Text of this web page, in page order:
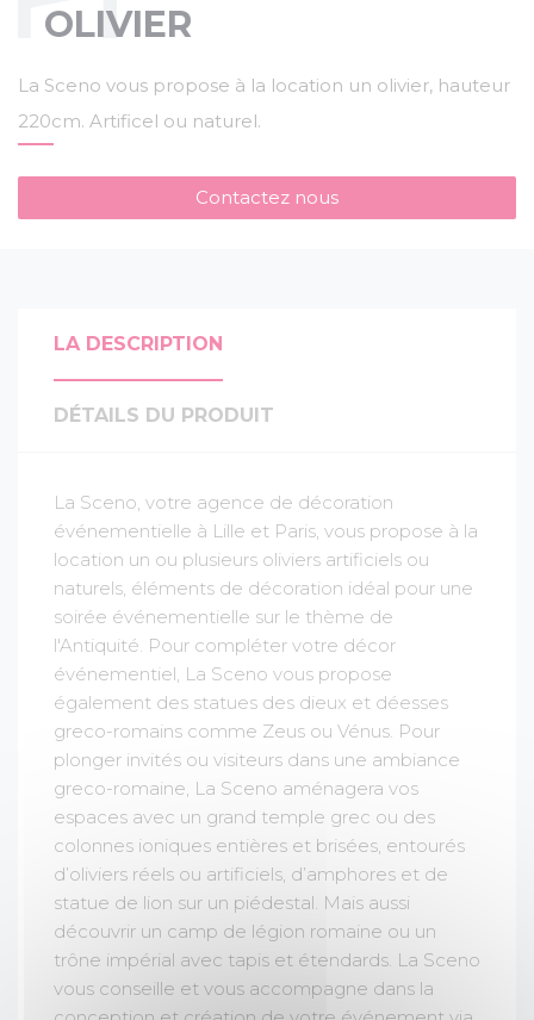
OLIVIER
La Sceno vous propose à la location un olivier, hauteur
220cm. Artificel ou naturel.
Contactez nous
LA DESCRIPTION
DÉTAILS DU PRODUIT
La Sceno, votre agence de décoration
événementielle à Lille et Paris, vous propose à la
location un ou plusieurs oliviers artificiels ou
naturels, éléments de décoration idéal pour une
soirée événementielle sur le thème de
l'Antiquité. Pour compléter votre décor
événementiel, La Sceno vous propose
également des statues des dieux et déesses
greco-romains comme Zeus ou Vénus. Pour
plonger invités ou visiteurs dans une ambiance
greco-romaine, La Sceno aménagera vos
espaces avec un grand temple grec ou des
colonnes ioniques entières et brisées, entourés
d’oliviers réels ou artificiels, d’amphores et de
statue de lion sur un piédestal. Mais aussi
découvrir un camp de légion romaine ou un
trône impérial avec tapis et étendards. La Sceno
vous conseille et vous accompagne dans la